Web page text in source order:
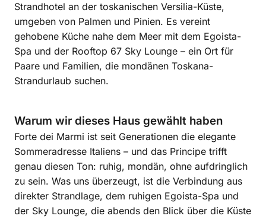
Strandhotel an der toskanischen Versilia-Küste,
umgeben von Palmen und Pinien. Es vereint
gehobene Küche nahe dem Meer mit dem Egoista-
Spa und der Rooftop 67 Sky Lounge – ein Ort für
Paare und Familien, die mondänen Toskana-
Strandurlaub suchen.
Warum wir dieses Haus gewählt haben
Forte dei Marmi ist seit Generationen die elegante
Sommeradresse Italiens – und das Principe trifft
genau diesen Ton: ruhig, mondän, ohne aufdringlich
zu sein. Was uns überzeugt, ist die Verbindung aus
direkter Strandlage, dem ruhigen Egoista-Spa und
der Sky Lounge, die abends den Blick über die Küste